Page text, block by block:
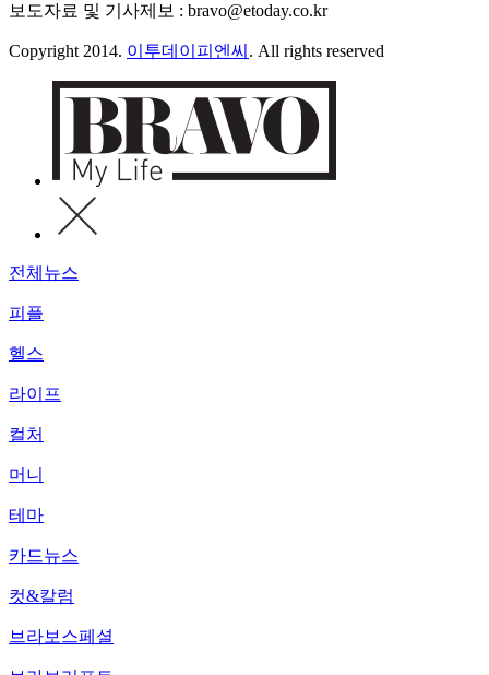
보도자료 및 기사제보 : bravo@etoday.co.kr
Copyright 2014. 이투데이피엔씨 . All rights reserved
전체뉴스
피플
헬스
라이프
컬처
머니
테마
카드뉴스
컷&칼럼
브라보스페셜